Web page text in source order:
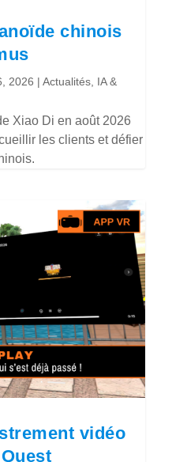
chinois
2026 |Actualités IA &
Xiao Di en août 2026
les clients et défier
vidéo